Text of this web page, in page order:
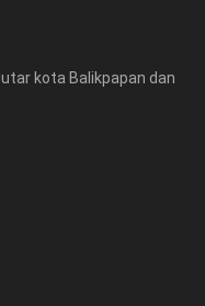
kota Balikpapan dan